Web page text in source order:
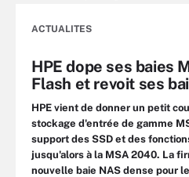
ACTUALITES
HPE dope ses baies
Flash et revoit ses
HPE vient de donner un petit
stockage d'entrée de gamme
support des SSD et des
jusqu'alors à la MSA 2040. La
nouvelle baie NAS dense pour